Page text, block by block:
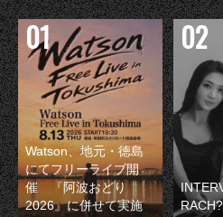
Watson、地元・徳島
にてフリーライブ開
催 『阿波おどり
2026』に併せて実施